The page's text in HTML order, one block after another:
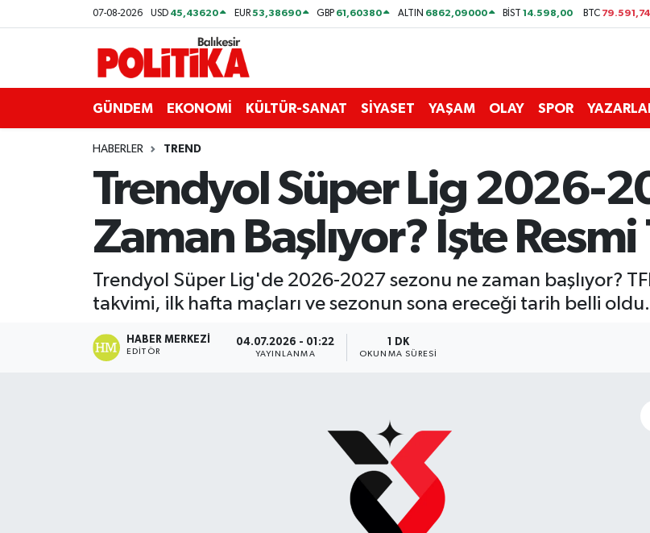
07-08-2026 USD 45,43620 EUR53,38690 GBP 61,60380 ALTIN 6862,09000 BİST14.598,00 BTC 79.591,74
GÜNDEM EKONOMİ KÜLTÜR-SANAT SİYASET YAŞAM OLAY SPOR
HABERLER TREND
Trendyol Süper Lig 2026-
Zaman Başlıyor? İşte
Trendyol Süper Lig'de 2026-2027 sezonu ne zaman başlıyor?
takvimi, ilk hafta maçları ve sezonun sona ereceği tarih belli oldu.
HABER MERKEZI
EDITÖR
04.07.2026 - 01:22
YAYINLANMA
1 DK
OKUNMA SÜRESI
ASTROLOJİ
Burhaniye
Balıkesir Nöbetçi Eczaneler
Balıkesir Hava Durumu
Balıkesir Namaz Vakitleri
Balıkesir Trafik Yoğunluk Haritası
Süper Lig Puan Durumu ve Fikstür
Son Dakika Haberleri
Haber Arşivi